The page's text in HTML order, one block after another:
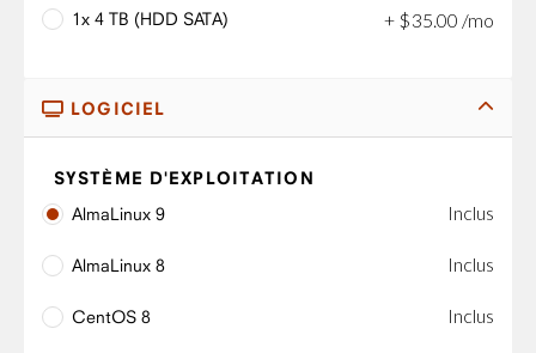
1x 4 TB (HDD SATA) + $35.00 /mo
LOGICIEL
SYSTÈME D'EXPLOITATION
AlmaLinux 9
Inclus
AlmaLinux 8 Inclus
CentOS 8 Inclus